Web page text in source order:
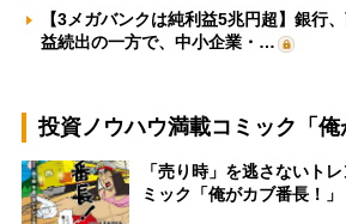
【3メガバンクは純利益5兆円超】銀行
益続出の一方で、中小企業・…
投資ノウハウ満載コミック「俺
「売り時」を逃さないト
ミック「俺がカブ番長！」